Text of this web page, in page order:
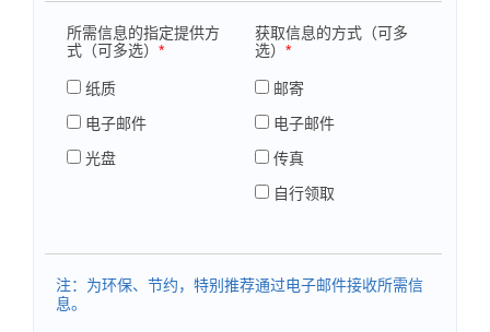
所需信息的指定提供方
式（可多选） *
纸质
电子邮件
光盘
获取信息的方式（可多
选） *
邮寄
电子邮件
传真
自行领取
注：为环保、节约，特别推荐通过电子邮件接收所需信
息。